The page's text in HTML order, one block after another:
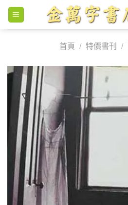
Skip
content
首頁
/ 特價書刊 /